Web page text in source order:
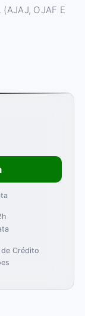
OJAF E
Crédito